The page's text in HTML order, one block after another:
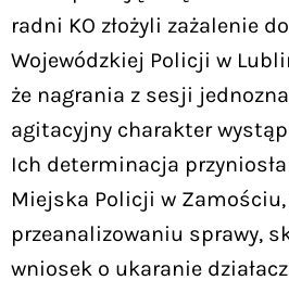
radni KO złożyli zażalenie
Wojewódzkiej Policji w
że nagrania z sesji
agitacyjny charakter
Ich determinacja
Miejska Policji w
przeanalizowaniu sprawy,
wniosek o ukaranie